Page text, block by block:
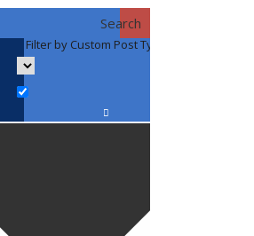
Search
Filter by Custom Post Type